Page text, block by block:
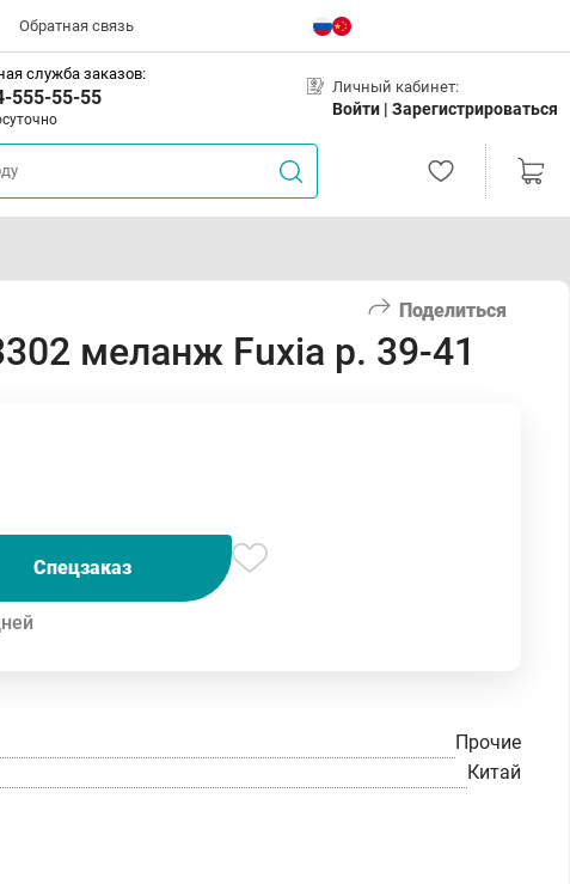
Обратная связь
служба заказов:
555-55-55 Личный кабинет:
Войти | Зарегистрироваться
Поделиться
меланж Fuxia р. 39-41
Спецзаказ
Прочие
Китай